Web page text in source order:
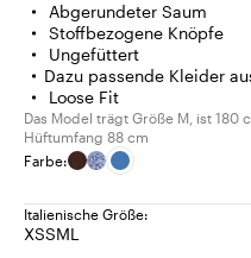
Abgerundeter Saum
Stoffbezogene Knöpfe
Ungefüttert
Dazu passende Kleider
Loose Fit
Das Model trägt Größe M, ist 180
Hüftumfang 88 cm
Farbe:
Italienische Größe:
XSGröße:
SGröße:
MGröße:
LGröße: